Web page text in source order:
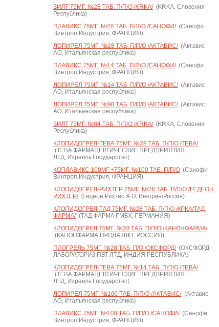
ЗИЛТ 75МГ. №28 ТАБ. П/П/О /KRKA/(KRKA, Словения
Республика)
ПЛАВИКС 75МГ. №28 ТАБ. П/П/О /САНОФИ/(Санофи
Винтроп Индустрия, ФРАНЦИЯ)
ЛОПИРЕЛ 75МГ. №28 ТАБ. П/П/О /АКТАВИС/(Актавис
АО, Итальянская республика)
ПЛАВИКС 75МГ. №14 ТАБ. П/П/О /САНОФИ/(Санофи
Винтроп Индустрия, ФРАНЦИЯ)
ЛОПИРЕЛ 75МГ. №14 ТАБ. П/П/О /АКТАВИС/(Актавис
АО, Итальянская республика)
ЛОПИРЕЛ 75МГ. №90 ТАБ. П/П/О /АКТАВИС/(Актавис
АО, Итальянская республика)
ЗИЛТ 75МГ. №84 ТАБ. П/П/О /KRKA/(KRKA, Словения
Республика)
КЛОПИДОГРЕЛ-ТЕВА 75МГ. №28 ТАБ. П/П/О /ТЕВА/
(ТЕВА ФАРМАЦЕВТИЧЕСКИЕ ПРЕДПРИЯТИЯ
ЛТД, Израиль Государство)
КОПЛАВИКС 100МГ.+75МГ. №100 ТАБ. П/П/О(Санофи
Винтроп Индустрия, ФРАНЦИЯ)
КЛОПИДОГРЕЛ-РИХТЕР 75МГ. №28 ТАБ. П/П/О /ГЕДЕОН
РИХТЕР/(Гедеон Рихтер А.О, Венгрия/Россия)
КЛОПИДОГРЕЛ-ТАД 75МГ. №28 ТАБ. П/П/О /КРКА/ТАД
ФАРМА/(ТАД ФАРМА ГМБХ, ГЕРМАНИЯ)
КЛОПИДОГРЕЛ 75МГ. №28 ТАБ. П/П/О /КАНОНФАРМА/
(КАНОНФАРМА ПРОДАКШН, РОССИЯ)
ПЛОГРЕЛЬ 75МГ. №28 ТАБ. П/О /ОКСФОРД/(ОКСФОРД
ЛАБОРАТОРИЗ ПВТ ЛТД, ИНДИЯ РЕСПУБЛИКА)
КЛОПИДОГРЕЛ-ТЕВА 75МГ. №14 ТАБ. П/П/О /ТЕВА/
(ТЕВА ФАРМАЦЕВТИЧЕСКИЕ ПРЕДПРИЯТИЯ
ЛТД, Израиль Государство)
ЛОПИРЕЛ 75МГ. №100 ТАБ. П/П/О /АКТАВИС/(Актавис
АО, Итальянская республика)
ПЛАВИКС 75МГ. №100 ТАБ. П/П/О /САНОФИ/(Санофи
Винтроп Индустрия, ФРАНЦИЯ)